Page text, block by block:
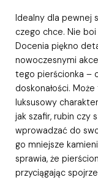
Idealny dla pewnej
czego chce. Nie
Docenia piękno
nowoczesnymi
tego pierścionka –
doskonałości.
luksusowy
jak szafir, rubin czy
wprowadzać do
go mniejsze
sprawia, że
przyciągając